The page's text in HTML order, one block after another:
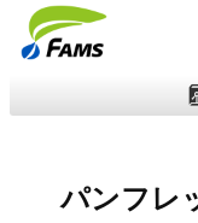
パンフレ